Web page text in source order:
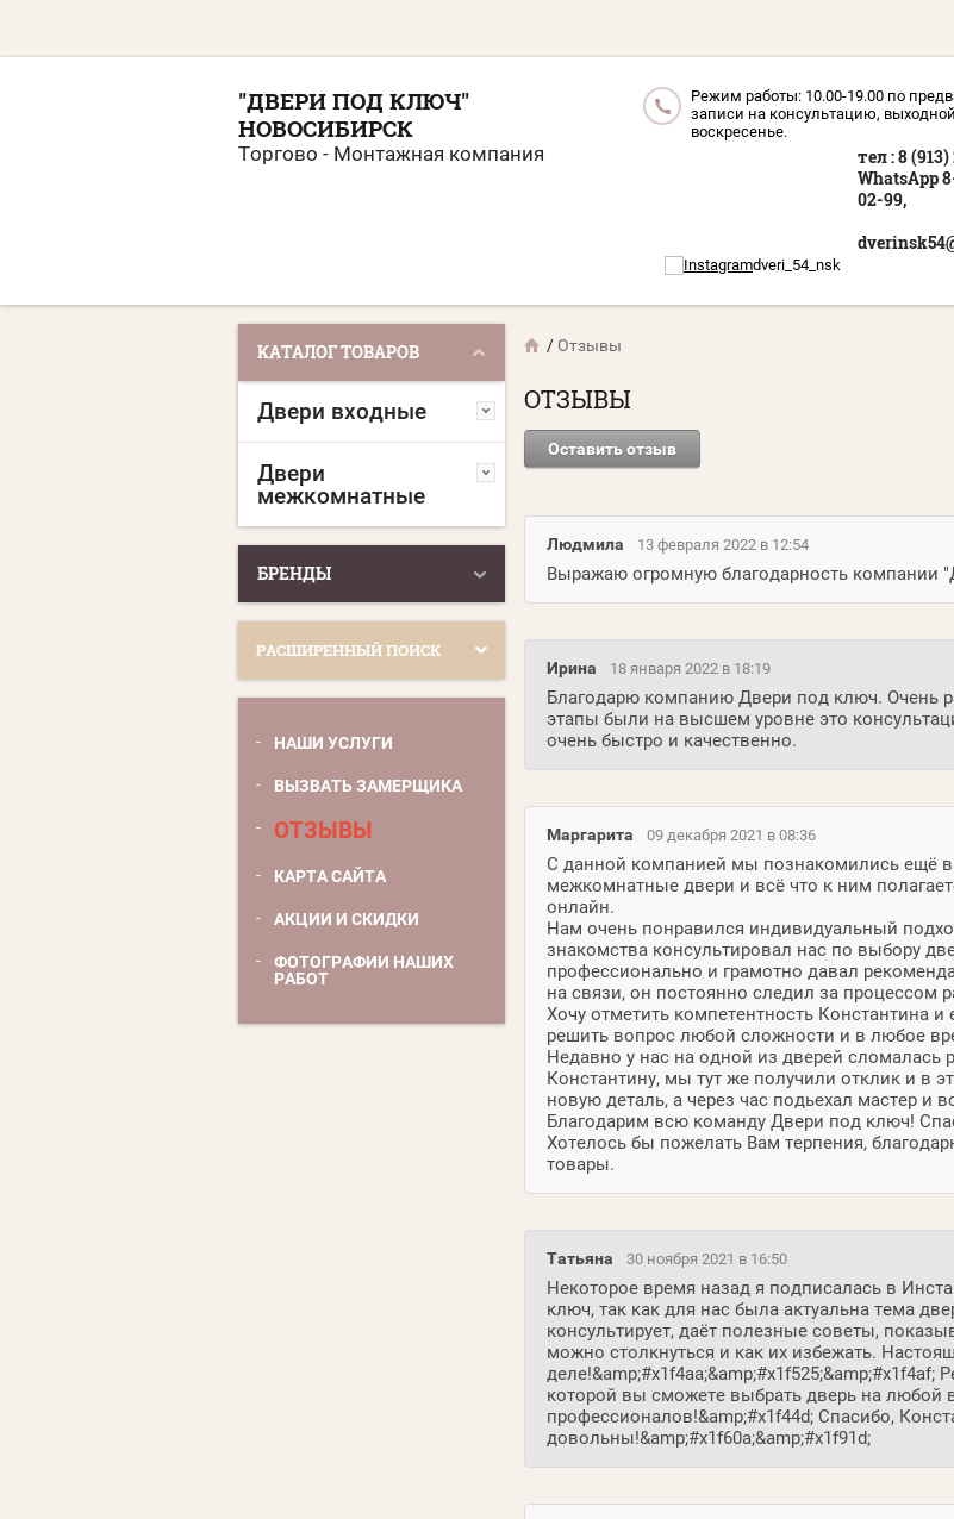
"ДВЕРИ ПОД КЛЮЧ"
НОВОСИБИРСК
Торгово - Монтажная компания
Режим работы: 10.00-19.00 по
записи на консультацию,
воскресенье.
dveri_54_nsk
тел : 8
WhatsApp
02-99,
КАТАЛОГ ТОВАРОВ
Двери входные
Двери
межкомнатные
БРЕНДЫ
РАСШИРЕННЫЙ ПОИСК
НАШИ УСЛУГИ
ВЫЗВАТЬ ЗАМЕРЩИКА
ОТЗЫВЫ
КАРТА САЙТА
АКЦИИ И СКИДКИ
ФОТОГРАФИИ НАШИХ
РАБОТ
/ Отзывы
ОТЗЫВЫ
Оставить отзыв
Людмила 13 февраля 2022 в 12:54
Выражаю огромную благодарность компании
Ирина 18 января 2022 в 18:19
Благодарю компанию Двери под ключ. Очень
этапы были на высшем уровне это
очень быстро и качественно.
Маргарита 09 декабря 2021 в 08:36
С данной компанией мы познакомились ещё
межкомнатные двери и всё что к ним
онлайн.
Нам очень понравился индивидуальный
знакомства консультировал нас по выбору
профессионально и грамотно давал
на связи, он постоянно следил за процессом
Хочу отметить компетентность Константина
решить вопрос любой сложности и в любое
Недавно у нас на одной из дверей сломалась
Константину, мы тут же получили отклик и в
новую деталь, а через час подьехал мастер и
Благодарим всю команду Двери под ключ!
Хотелось бы пожелать Вам терпения,
товары.
Татьяна 30 ноября 2021 в 16:50
Некоторое время назад я подписалась в
ключ, так как для нас была актуальна тема
консультирует, даёт полезные советы,
можно столкнуться и как их избежать.
которой вы сможете выбрать дверь на любой
профессионалов!&amp;#x1f44d; Спасибо,
довольны!&amp;#x1f60a;&amp;#x1f91d;